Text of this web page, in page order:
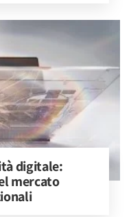
digitale:
mercato